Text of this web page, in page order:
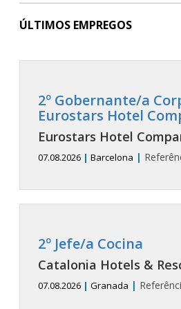
ÚLTIMOS EMPREGOS
2º Gobernante/a
Eurostars Hotel
Eurostars Hotel
07.08.2026 | Barcelona |
2º Jefe/a Cocina
Catalonia Hotels &
07.08.2026 | Granada |